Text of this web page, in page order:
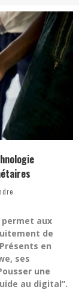
permet aux
de
en
ses
une
au digital”.